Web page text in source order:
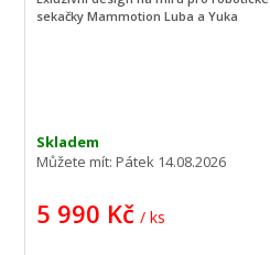
Skladem
Můžete mít:Pátek 14.08.2026
5 990 Kč / ks
sekačky Mammotion Luba a Yuka